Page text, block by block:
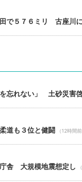
５７６ミリ 古座川に
忘れない」 土砂災害
道も３位と健闘 （12時間前
舎 大規模地震想定し